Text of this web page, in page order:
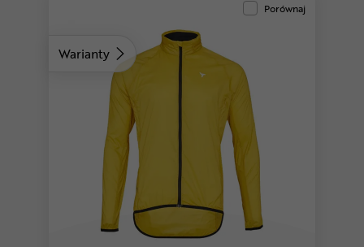
Warianty
Porównaj